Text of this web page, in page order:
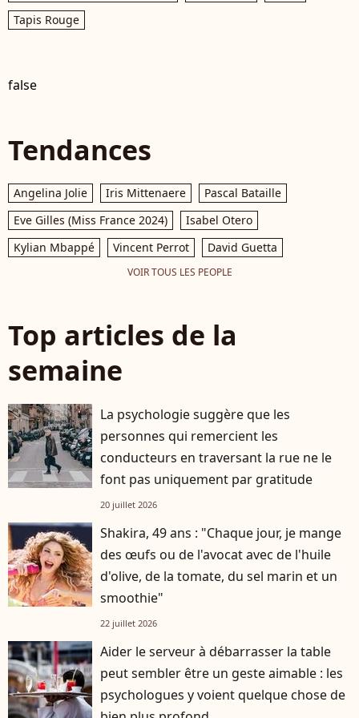
Tapis Rouge
false
Tendances
Angelina Jolie Iris Mittenaere
Pascal Bataille
Eve Gilles (Miss France 2024)
Isabel Otero
Kylian Mbappé
Vincent Perrot David Guetta
VOIR TOUS LES PEOPLE
Top articles de la
semaine
La psychologie suggère que les
personnes qui remercient les
conducteurs en traversant la rue ne le
font pas uniquement par gratitude
20 juillet 2026
Shakira, 49 ans : "Chaque jour, je mange
des œufs ou de l'avocat avec de l'huile
d'olive, de la tomate, du sel marin et un
smoothie"
22 juillet 2026
Aider le serveur à débarrasser la table
peut sembler être un geste aimable : les
psychologues y voient quelque chose de